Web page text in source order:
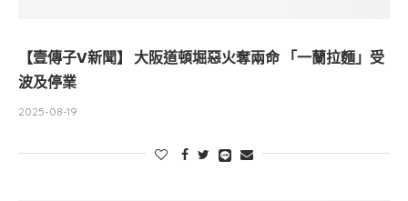
【壹傳子V新聞】 大阪道頓堀惡火奪兩命 「一蘭拉麵」受
波及停業
2025-08-19